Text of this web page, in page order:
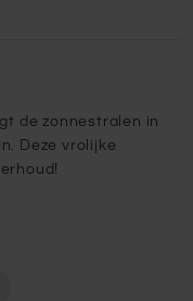
de zonnestralen in
Deze vrolijke